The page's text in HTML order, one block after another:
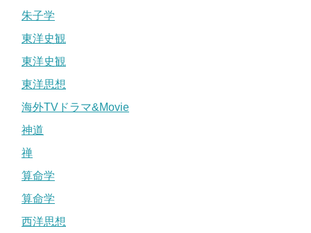
朱子学
東洋史観
東洋史観
東洋思想
海外TVドラマ&Movie
神道
禅
算命学
算命学
西洋思想